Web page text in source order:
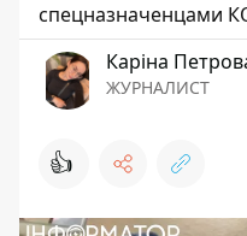
спецназначенцами
Каріна
ЖУРНАЛИСТ
👍